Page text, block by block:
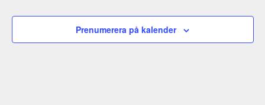
Prenumerera på kalender